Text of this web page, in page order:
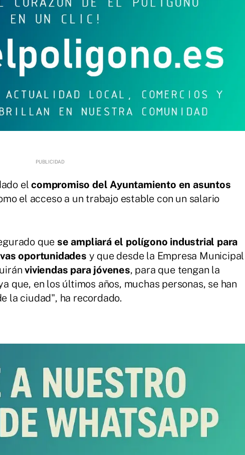
elcompromiso del Ayuntamiento en asuntos
el acceso a un trabajo estable con un salario
que se ampliará el polígono industrial para
oportunidades y que desde la Empresa Municipal
viviendas para jóvenes, para que tengan la
que, en los últimos años, muchas personas, se han
la ciudad", ha recordado.